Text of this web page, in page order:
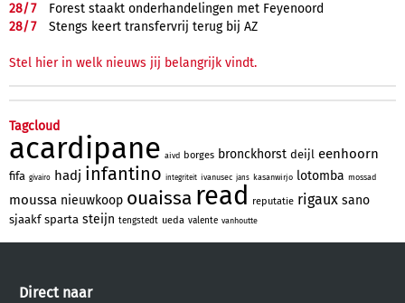
28/7
Forest staakt onderhandelingen met Feyenoord
28/7 Stengs keert transfervrij terug bij AZ
Stel hier in welk nieuws jij belangrijk vindt.
Tagcloud
acardipane aivd borges bronckhorst deijl eenhoorn
fifa givairo hadj infantino integriteit ivanusec jans kasanwirjo lotomba mossad
moussa nieuwkoop ouaissa read reputatie rigaux sano
sjaakf sparta steijn tengstedt ueda valente vanhoutte
Direct naar